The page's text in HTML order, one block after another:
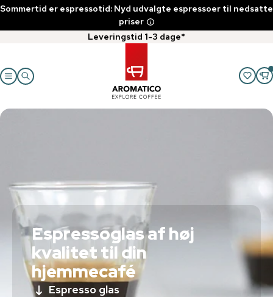
Sommertid er espressotid: Nyd udvalgte espressoer til nedsatte
priser
Leveringstid 1-3 dage*
Espressoglas af høj
kvalitet til din
hjemmecafé
Espresso glas